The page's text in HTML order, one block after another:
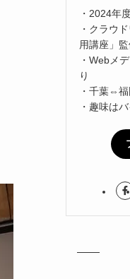
・2024年
・クラウ
用講座」
・Webメ
り
・千葉⇔福
・趣味は